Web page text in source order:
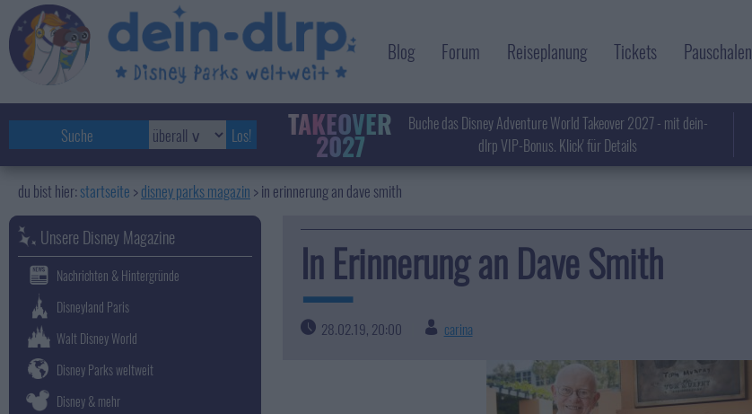
Blog Forum Reiseplanung Tickets Pauschalen
TAKEOVER
2027
Buche das Disney Adventure World Takeover 2027 - mit dein-
dlrp VIP-Bonus. Klick' für Details
startseite disney parks magazin >in erinnerung an dave smith
In Erinnerung an Dave Smith
28.02.19, 20:00 carina
Unsere Disney Magazine
Nachrichten & Hintergründe
Disneyland Paris
Walt Disney World
Disney Parks weltweit
Disney & mehr